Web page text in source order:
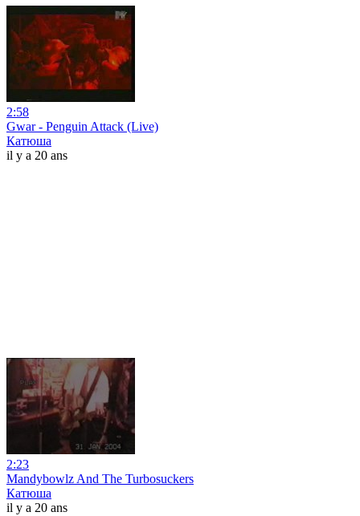
2:58
Gwar - Penguin Attack (Live)
Катюша
il y a 20 ans
2:23
Mandybowlz And The Turbosuckers
Катюша
il y a 20 ans